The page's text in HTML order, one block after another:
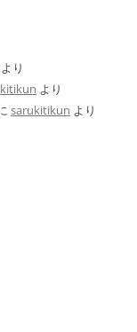
より
より
sarukitikun より